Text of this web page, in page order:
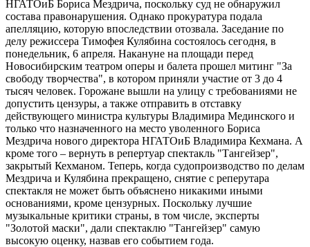
НГАТОиБ Бориса Мездрича, поскольку суд не обнаружил
состава правонарушения. Однако прокуратура подала
апелляцию, которую впоследствии отозвала. Заседание по
делу режиссера Тимофея Кулябина состоялось сегодня, в
понедельник, 6 апреля. Накануне на площади перед
Новосибирским театром оперы и балета прошел митинг "За
свободу творчества", в котором приняли участие от 3 до 4
тысяч человек. Горожане вышли на улицу с требованиями не
допустить цензуры, а также отправить в отставку
действующего министра культуры Владимира Мединского и
только что назначенного на место уволенного Бориса
Мездрича нового директора НГАТОиБ Владимира Кехмана. А
кроме того – вернуть в репертуар спектакль "Тангейзер",
закрытый Кехманом. Теперь, когда судопроизводство по делам
Мездрича и Кулябина прекращено, снятие с реперутара
спектакля не может быть объяснено никакими иными
основаниями, кроме цензурных. Поскольку лучшие
музыкальные критики страны, в том числе, эксперты
"Золотой маски", дали спектаклю "Тангейзер" самую
высокую оценку, назвав его событием года.